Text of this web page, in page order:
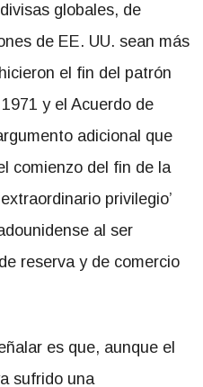
globales, de
de EE. UU. sean más
el fin del patrón
y el Acuerdo de
adicional que
comienzo del fin de la
privilegio’
al ser
reserva y de comercio
es que, aunque el
sufrido una